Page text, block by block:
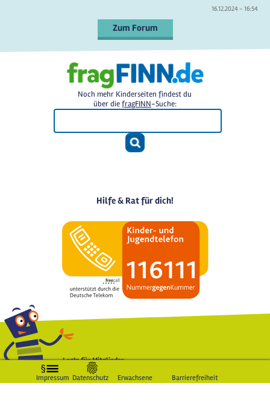
16.12.2024 - 16:54
Zum Forum
Noch mehr Kinderseiten findest du
über diefragFINN-Suche:
Hilfe & Rat für dich!
LogIn für Mitglieder
Impressum Datenschutz Erwachsene Barrierefreiheit